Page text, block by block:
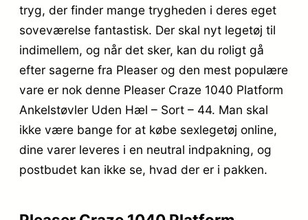
tryg, der finder mange trygheden i deres eget
soveværelse fantastisk. Der skal nyt legetøj til
indimellem, og når det sker, kan du roligt gå
efter sagerne fra Pleaser og den mest populære
vare er nok denne Pleaser Craze 1040 Platform
Ankelstøvler Uden Hæl – Sort – 44. Man skal
ikke være bange for at købe sexlegetøj online,
dine varer leveres i en neutral indpakning, og
postbudet kan ikke se, hvad der er i pakken.